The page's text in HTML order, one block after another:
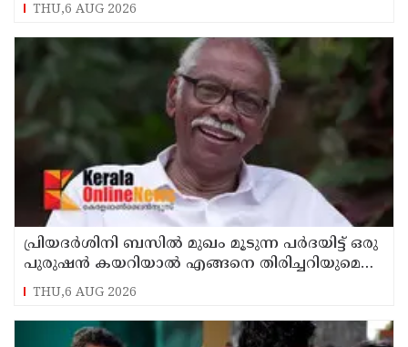
THU,6 AUG 2026
പ്രിയദർശിനി ബസിൽ മുഖം മൂടുന്ന പർദയിട്ട് ഒരു
പുരുഷൻ കയറിയാൽ എങ്ങനെ തിരിച്ചറിയുമെന്ന്
എംഎൻ കാരശ്ശേരി
THU,6 AUG 2026